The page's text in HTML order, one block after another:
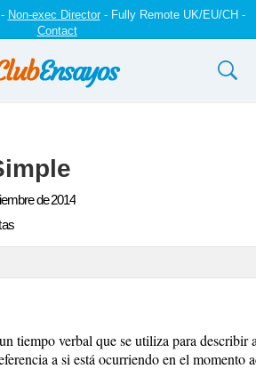
Non-exec Director- Fully Remote UK/EU/CH -
Contact
de 2014
tiempo verbal que se utiliza para describir
a si está ocurriendo en el momento